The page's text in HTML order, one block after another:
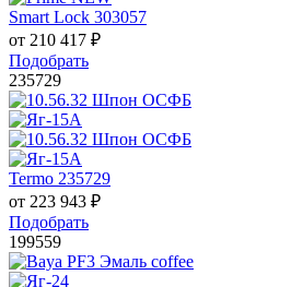
Smart Lock 303057
от 210 417 ₽
Подобрать
235729
Termo 235729
от 223 943 ₽
Подобрать
199559